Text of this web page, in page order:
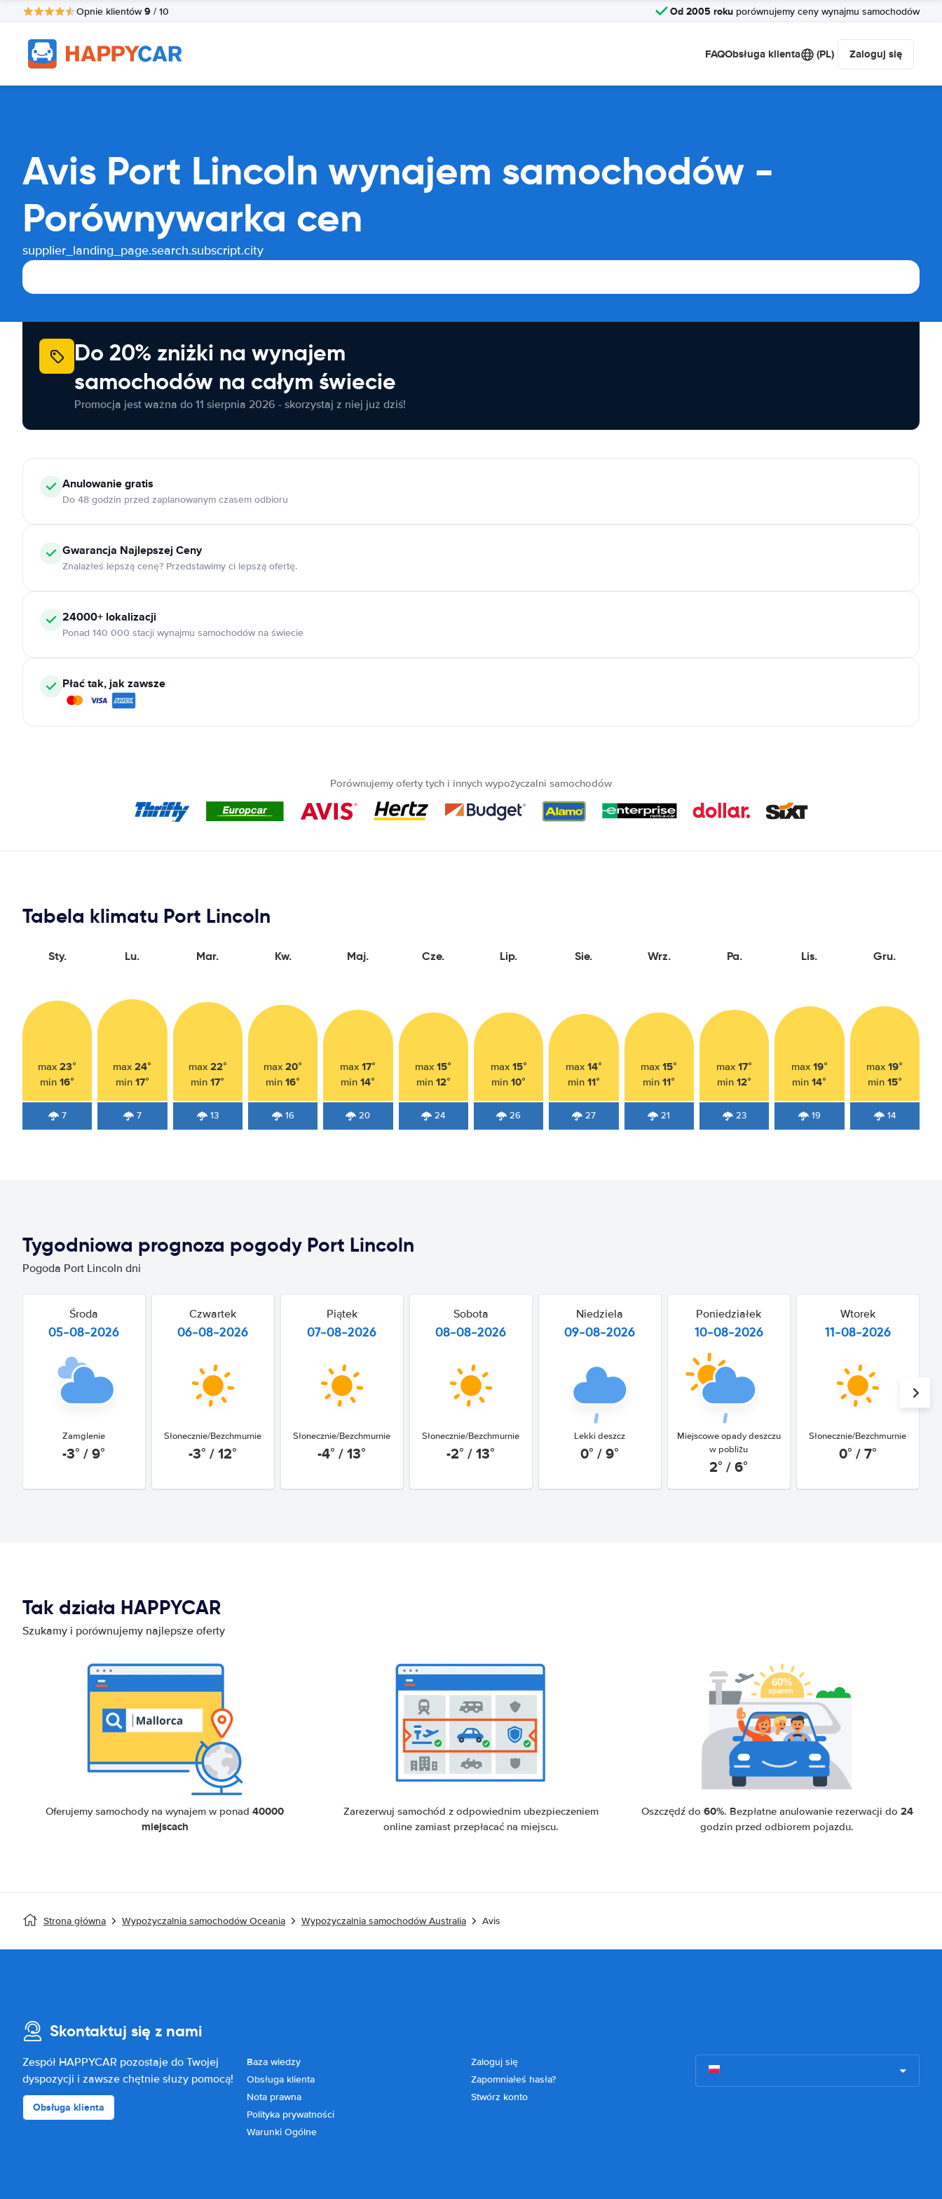
Opnie klientów9 / 10 Od 2005 roku porównujemy ceny wynajmu samochodów
FAQObsługa klienta (PL) Zaloguj się
Avis Port Lincoln wynajem samochodów -
Porównywarka cen
supplier_landing_page.search.subscript.city
Do 20% zniżki na wynajem
samochodów na całym świecie
Promocja jest ważna do 11 sierpnia 2026 - skorzystaj z niej już dziś!
Anulowaniegratis
Do 48 godzin przed zaplanowanym czasem odbioru
Gwarancja Najlepszej Ceny
Znalazłeś lepszą cenę? Przedstawimy ci lepszą ofertę.
24000+ lokalizacji
Ponad 140 000 stacji wynajmu samochodów na świecie
Płać tak, jak zawsze
Porównujemy oferty tych i innych wypożyczalni samochodów
Tabela klimatu Port Lincoln
Sty.
max23°
min16°
7
Lu.
max24°
min 17°
7
Mar.
max 22°
min17°
13
Kw.
max20°
min16°
16
Maj.
max17°
min14°
20
Cze.
max15°
min 12°
24
Lip.
max 15°
min10°
26
Sie.
max 14°
min 11°
27
Wrz.
max15°
min11°
21
Pa.
max17°
min12°
23
Lis.
max 19°
min14°
19
Gru.
max19°
min 15°
14
Tygodniowa prognoza pogody Port Lincoln
Pogoda Port Lincoln dni
Środa
05-08-2026
Zamglenie
-3° / 9°
Czwartek
06-08-2026
Słonecznie/Bezchmurnie
-3° / 12°
Piątek
07-08-2026
Słonecznie/Bezchmurnie
-4° / 13°
Sobota
08-08-2026
Słonecznie/Bezchmurnie
-2° / 13°
Niedziela
09-08-2026
Lekki deszcz
0° / 9°
Poniedziałek
10-08-2026
Miejscowe opady deszczu
w pobliżu
2° / 6°
Wtorek
11-08-2026
Słonecznie/Bezchmurnie
0° / 7°
Tak działa HAPPYCAR
Szukamy i porównujemy najlepsze oferty
Oferujemy samochody na wynajem w ponad40000
miejscach
Zarezerwuj samochód z odpowiednim ubezpieczeniem
online zamiast przepłacać na miejscu.
Oszczędź do 60%. Bezpłatne anulowanie rezerwacji do 24
godzin przed odbiorem pojazdu.
Strona główna Wypożyczalnia samochodów Oceania Wypożyczalnia samochodów Australia Avis
Skontaktuj się z nami
Zespół HAPPYCAR pozostaje do Twojej
dyspozycji i zawsze chętnie służy pomocą!
Obsługa klienta
Baza wiedzy
Obsługa klienta
Nota prawna
Polityka prywatności
Warunki Ogólne
Zaloguj się
Zapomniałeś hasła?
Stwórz konto